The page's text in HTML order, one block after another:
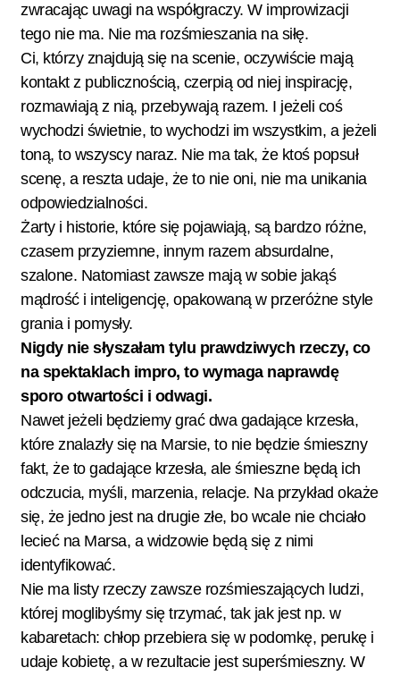
zwracając uwagi na współgraczy. W improwizacji
tego nie ma. Nie ma rozśmieszania na siłę.
Ci, którzy znajdują się na scenie, oczywiście mają
kontakt z publicznością, czerpią od niej inspirację,
rozmawiają z nią, przebywają razem. I jeżeli coś
wychodzi świetnie, to wychodzi im wszystkim, a jeżeli
toną, to wszyscy naraz. Nie ma tak, że ktoś popsuł
scenę, a reszta udaje, że to nie oni, nie ma unikania
odpowiedzialności.
Żarty i historie, które się pojawiają, są bardzo różne,
czasem przyziemne, innym razem absurdalne,
szalone. Natomiast zawsze mają w sobie jakąś
mądrość i inteligencję, opakowaną w przeróżne style
grania i pomysły.
Nigdy nie słyszałam tylu prawdziwych rzeczy, co
na spektaklach impro, to wymaga naprawdę
sporo otwartości i odwagi.
Nawet jeżeli będziemy grać dwa gadające krzesła,
które znalazły się na Marsie, to nie będzie śmieszny
fakt, że to gadające krzesła, ale śmieszne będą ich
odczucia, myśli, marzenia, relacje. Na przykład okaże
się, że jedno jest na drugie złe, bo wcale nie chciało
lecieć na Marsa, a widzowie będą się z nimi
identyfikować.
Nie ma listy rzeczy zawsze rozśmieszających ludzi,
której moglibyśmy się trzymać, tak jak jest np. w
kabaretach: chłop przebiera się w podomkę, perukę i
udaje kobietę, a w rezultacie jest superśmieszny. W